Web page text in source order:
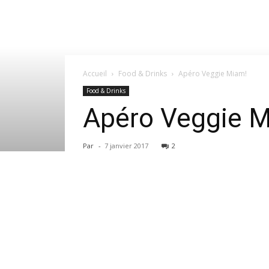
Accueil Food & Drinks Apéro Veggie Miam!
Food & Drinks
Apéro Veggie
Par - 7 janvier 2017 2